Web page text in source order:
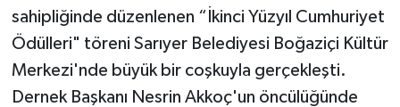
sahipliğinde düzenlenen “İkinci Yüzyıl Cumhuriyet
Ödülleri" töreni Sarıyer Belediyesi Boğaziçi Kültür
Merkezi'nde büyük bir coşkuyla gerçekleşti.
Dernek Başkanı Nesrin Akkoç'un öncülüğünde